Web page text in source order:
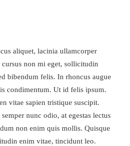
aliquet, lacinia ullamcorper
cursus non mi eget, sollicitudin
bibendum felis. In rhoncus augue
condimentum. Ut id felis ipsum.
vitae sapien tristique suscipit.
nunc odio, at egestas lectus
non enim quis mollis. Quisque
enim vitae, tincidunt leo.